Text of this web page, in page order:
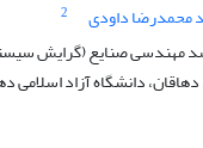
محمدرضا داودی
2
مهندسی صنایع (گرایش
دانشگاه آزاد اسلامی